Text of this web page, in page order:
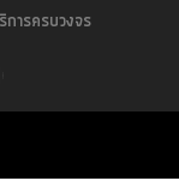
การครบวงจร